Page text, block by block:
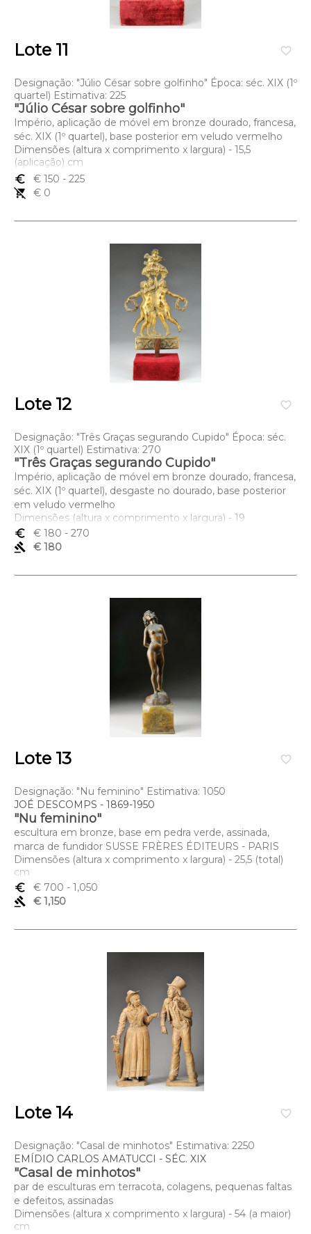
favorite_border
Lote 11
Designação: "Júlio César sobre golfinho" Época: séc. XIX (1º
quartel) Estimativa: 225
"Júlio César sobre golfinho"
Império, aplicação de móvel em bronze dourado, francesa,
séc. XIX (1º quartel), base posterior em veludo vermelho
Dimensões (altura x comprimento x largura) - 15,5
(aplicação) cm
euro_symbol
€ 150 - 225
remove_shopping_cart
€ 0
favorite_border
Lote 12
Designação: "Três Graças segurando Cupido" Época: séc.
XIX (1º quartel) Estimativa: 270
"Três Graças segurando Cupido"
Império, aplicação de móvel em bronze dourado, francesa,
séc. XIX (1º quartel), desgaste no dourado, base posterior
em veludo vermelho
Dimensões (altura x comprimento x largura) - 19
(aplicação) cm
euro_symbol € 180 - 270
gavel
€ 180
favorite_border
Lote 13
Designação: "Nu feminino" Estimativa: 1050
JOÉ DESCOMPS - 1869-1950
"Nu feminino"
escultura em bronze, base em pedra verde, assinada,
marca de fundidor SUSSE FRÈRES ÉDITEURS - PARIS
Dimensões (altura x comprimento x largura) - 25,5 (total)
cm
euro_symbol
€ 700 - 1,050
gavel
€ 1,150
favorite_border
Lote 14
Designação: "Casal de minhotos" Estimativa: 2250
EMÍDIO CARLOS AMATUCCI - SÉC. XIX
"Casal de minhotos"
par de esculturas em terracota, colagens, pequenas faltas
e defeitos, assinadas
Dimensões (altura x comprimento x largura) - 54 (a maior)
cm